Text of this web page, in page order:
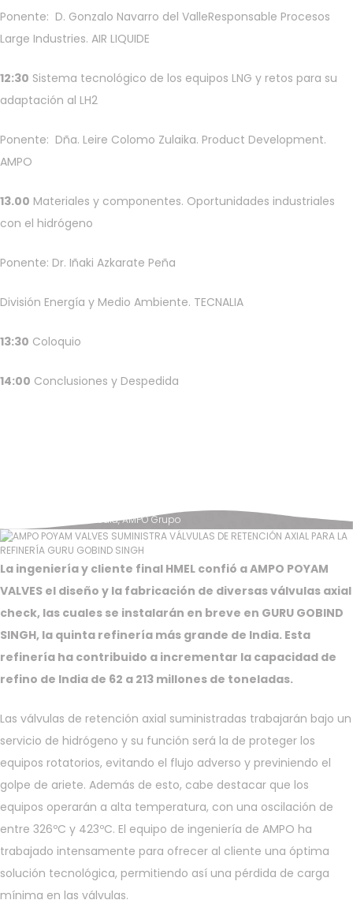
Ponente: D. Gonzalo Navarro del ValleResponsable Procesos
Large Industries. AIR LIQUIDE
12:30 Sistema tecnológico de los equipos LNG y retos para su
adaptación al LH2
Ponente: Dña. Leire Colomo Zulaika. Product Development.
AMPO
13.00 Materiales y componentes. Oportunidades industriales
con el hidrógeno
Ponente: Dr. Iñaki Azkarate Peña
División Energía y Medio Ambiente. TECNALIA
13:30 Coloquio
14:00 Conclusiones y Despedida
News & Media,AMPO Grupo
La ingeniería y cliente final HMEL confió a AMPO POYAM
VALVES el diseño y la fabricación de diversas válvulas axial
check, las cuales se instalarán en breve en GURU GOBIND
SINGH, la quinta refinería más grande de India. Esta
refinería ha contribuido a incrementar la capacidad de
refino de India de 62 a 213 millones de toneladas.
Las válvulas de retención axial suministradas trabajarán bajo un
servicio de hidrógeno y su función será la de proteger los
equipos rotatorios, evitando el flujo adverso y previniendo el
golpe de ariete. Además de esto, cabe destacar que los
equipos operarán a alta temperatura, con una oscilación de
entre 326ºC y 423ºC. El equipo de ingeniería de AMPO ha
trabajado intensamente para ofrecer al cliente una óptima
solución tecnológica, permitiendo así una pérdida de carga
mínima en las válvulas.